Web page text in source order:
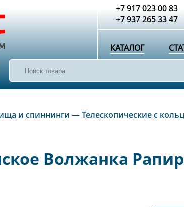
+7 917 023 00 83
+7 937 265 33 47
КАТАЛОГ
и спиннинги —Телескопические с
Волжанка